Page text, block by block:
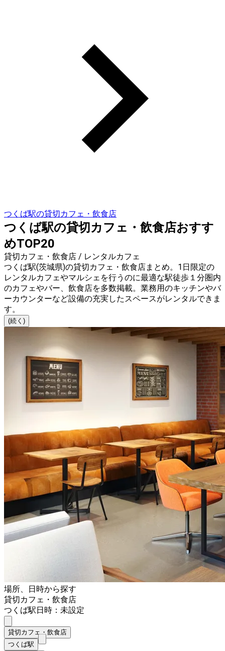
つくば駅の貸切カフェ・飲食店
つくば駅の貸切カフェ・飲食店おすす
めTOP20
貸切カフェ・飲食店 / レンタルカフェ
つくば駅(茨城県)の貸切カフェ・飲食店まとめ。1日限定の
レンタルカフェやマルシェを行うのに最適な駅徒歩１分圏内
のカフェやバー、飲食店を多数掲載。業務用のキッチンやバ
ーカウンターなど設備の充実したスペースがレンタルできま
す。
(続く)
場所、日時から探す
貸切カフェ・飲食店
つくば駅日時：未設定
貸切カフェ・飲食店
つくば駅